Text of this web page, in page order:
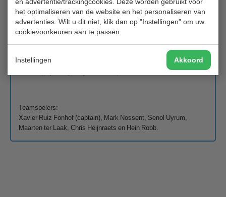
het optimaliseren van de website en het personaliseren van
advertenties. Wilt u dit niet, klik dan op "Instellingen" om uw
cookievoorkeuren aan te passen.
Instellingen Akkoord
Teamspelers:
Xavier Ruiz Fonhof (captain), Mark Nossent, Senol Uyrum,
Maarten ter Laak, Chris Heijnraets en Hein Robb.